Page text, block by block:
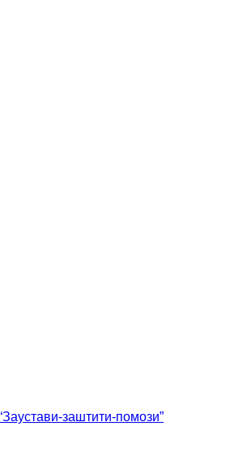
заштити-помози”